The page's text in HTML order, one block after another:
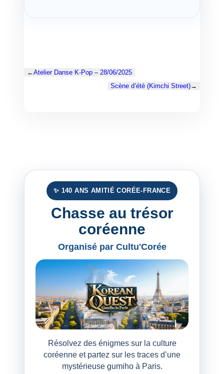
←Atelier Danse K-Pop – 28/06/2025
Scène d’été (Kimchi Street)→
✨ 140 ANS AMITIÉ CORÉE-FRANCE
Chasse au trésor
coréenne
Organisé par Cultu'Corée
Résolvez des énigmes sur la culture
coréenne et partez sur les traces d’une
mystérieuse gumiho à Paris.